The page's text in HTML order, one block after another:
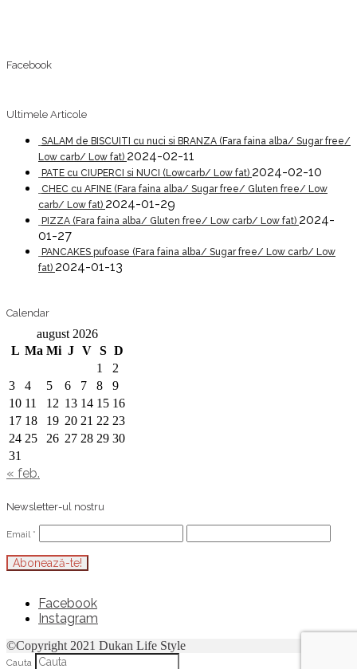
Facebook
Ultimele Articole
SALAM de BISCUITI cu nuci si BRANZA (Fara faina alba/ Sugar free/
Low carb/ Low fat) 2024-02-11
PATE cu CIUPERCI si NUCI (Lowcarb/ Low fat) 2024-02-10
CHEC cu AFINE (Fara faina alba/ Sugar free/ Gluten free/ Low
carb/ Low fat) 2024-01-29
PIZZA (Fara faina alba/ Gluten free/ Low carb/ Low fat) 2024-
01-27
PANCAKES pufoase (Fara faina alba/ Sugar free/ Low carb/ Low
fat) 2024-01-13
Calendar
august 2026
L Ma Mi J V S D
1
2
3
4 5 6 7 8
9
10 11 12 13 14 15 16
17 18 19 20 21 22 23
24 25 26 27 28 29 30
31
« feb.
Newsletter-ul nostru
Email *
Facebook
Instagram
©Copyright 2021 Dukan Life Style
Cauta